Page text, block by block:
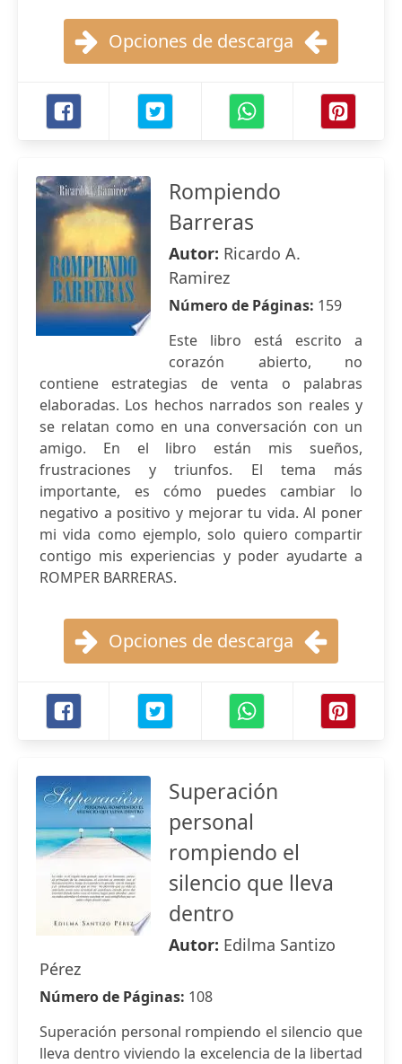
Opciones de descarga
Rompiendo
Barreras
Autor: Ricardo A.
Ramirez
Número de Páginas: 159
Este libro está escrito a
corazón abierto, no
contiene estrategias de venta o palabras
elaboradas. Los hechos narrados son reales y
se relatan como en una conversación con un
amigo. En el libro están mis sueños,
frustraciones y triunfos. El tema más
importante, es cómo puedes cambiar lo
negativo a positivo y mejorar tu vida. Al poner
mi vida como ejemplo, solo quiero compartir
contigo mis experiencias y poder ayudarte a
ROMPER BARRERAS.
Opciones de descarga
Superación
personal
rompiendo el
silencio que lleva
dentro
Autor: Edilma Santizo
Pérez
Número de Páginas: 108
Superación personal rompiendo el silencio que
lleva dentro viviendo la excelencia de la libertad